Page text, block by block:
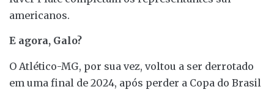
americanos.
E agora, Galo?
O Atlético-MG, por sua vez, voltou a ser derrotado
em uma final de 2024, após perder a Copa do Brasil